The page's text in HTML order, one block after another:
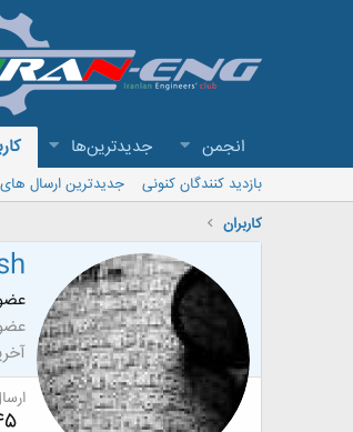
انجمن جدیدترین‌ها
بازدید کنندگان کنونی جدیدترین ارسال
کاربران